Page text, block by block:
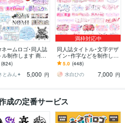
ネームロゴ･同人誌
ル制作します 商用
R18作品使用O
やすいロゴデザイ
す
(824)
とみん✦
5,000 円
満枠対応中
同人誌タイトル･文字デザ
イン･作字などを制作しま
す 現役デザイナーにタイ
トルロゴ・ネームロゴを
お任せください
5.0 (448)
水白ひの
7,000 円
成の定番サービス